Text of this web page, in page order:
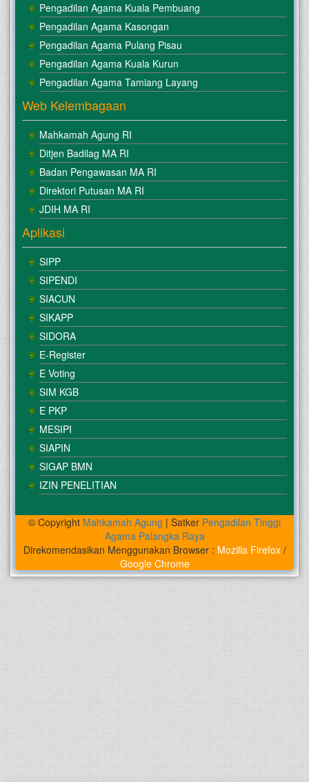
Pengadilan Agama Kuala Pembuang
Pengadilan Agama Kasongan
Pengadilan Agama Pulang Pisau
Pengadilan Agama Kuala Kurun
Pengadilan Agama Tamiang Layang
Web Kelembagaan
Mahkamah Agung RI
Ditjen Badilag MA RI
Badan Pengawasan MA RI
Direktori Putusan MA RI
JDIH MA RI
Aplikasi
SIPP
SIPENDI
SIACUN
SIKAPP
SIDORA
E-Register
E Voting
SIM KGB
E PKP
MESIPI
SIAPIN
SIGAP BMN
IZIN PENELITIAN
© Copyright Mahkamah Agung | Satker Pengadilan Tinggi
Agama Palangka Raya
Direkomendasikan Menggunakan Browser : Mozilla Firefox/
Google Chrome